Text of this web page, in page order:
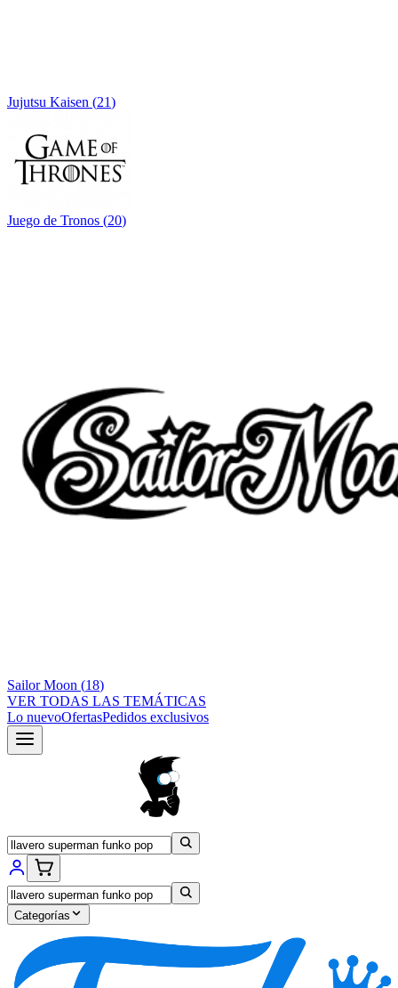
Jujutsu Kaisen (21)
Juego de Tronos (20)
Sailor Moon (18)
VER TODAS LAS TEMÁTICAS
Lo nuevoOfertasPedidos exclusivos
Categorías